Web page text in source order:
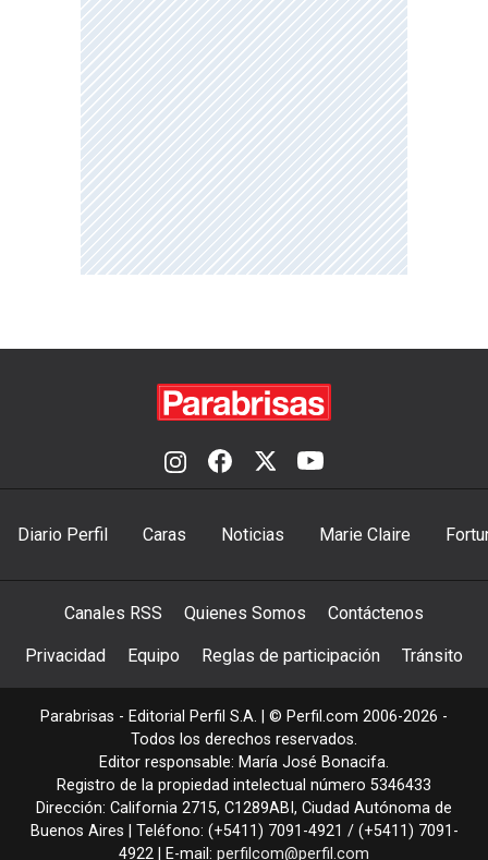
Diario Perfil Caras Noticias Marie Claire
Canales RSS Quienes Somos Contáctenos
Privacidad Equipo Reglas de participación Tránsito
Parabrisas - Editorial Perfil S.A. | © Perfil.com 2006-2026 -
Todos los derechos reservados.
Editor responsable: María José Bonacifa.
Registro de la propiedad intelectual número 5346433
Dirección: California 2715, C1289ABI, Ciudad Autónoma de
Buenos Aires | Teléfono: (+5411) 7091-4921 / (+5411) 7091-
4922 | E-mail: perfilcom@perfil.com